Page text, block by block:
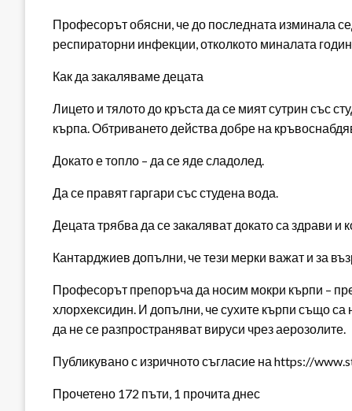
Професорът обясни, че до последната изминала
респираторни инфекции, отколкото миналата
Как да закаляваме децата
Лицето и тялото до кръста да се мият сутрин със
кърпа. Обтриването действа добре на
Докато е топло – да се яде сладолед.
Да се правят гаргари със студена вода.
Децата трябва да се закаляват докато са здрави и
Кантарджиев допълни, че тези мерки важат и за
Професорът препоръча да носим мокри кърпи –
хлорхексидин. И допълни, че сухите кърпи също са
да не се разпространяват вируси чрез аерозолите.
Публикувано с изричното съгласие на https://
Прочетено 172 пъти, 1 прочита днес